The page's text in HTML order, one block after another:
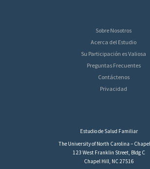
Sobre Nosotros
Acerca del Estudio
Su Participación es Valiosa
Preguntas Frecuentes
Contáctenos
Privacidad
Estudio de Salud Familiar
The University of North Carolina –
123 West Franklin Street, Bldg C
Chapel Hill, NC 27516